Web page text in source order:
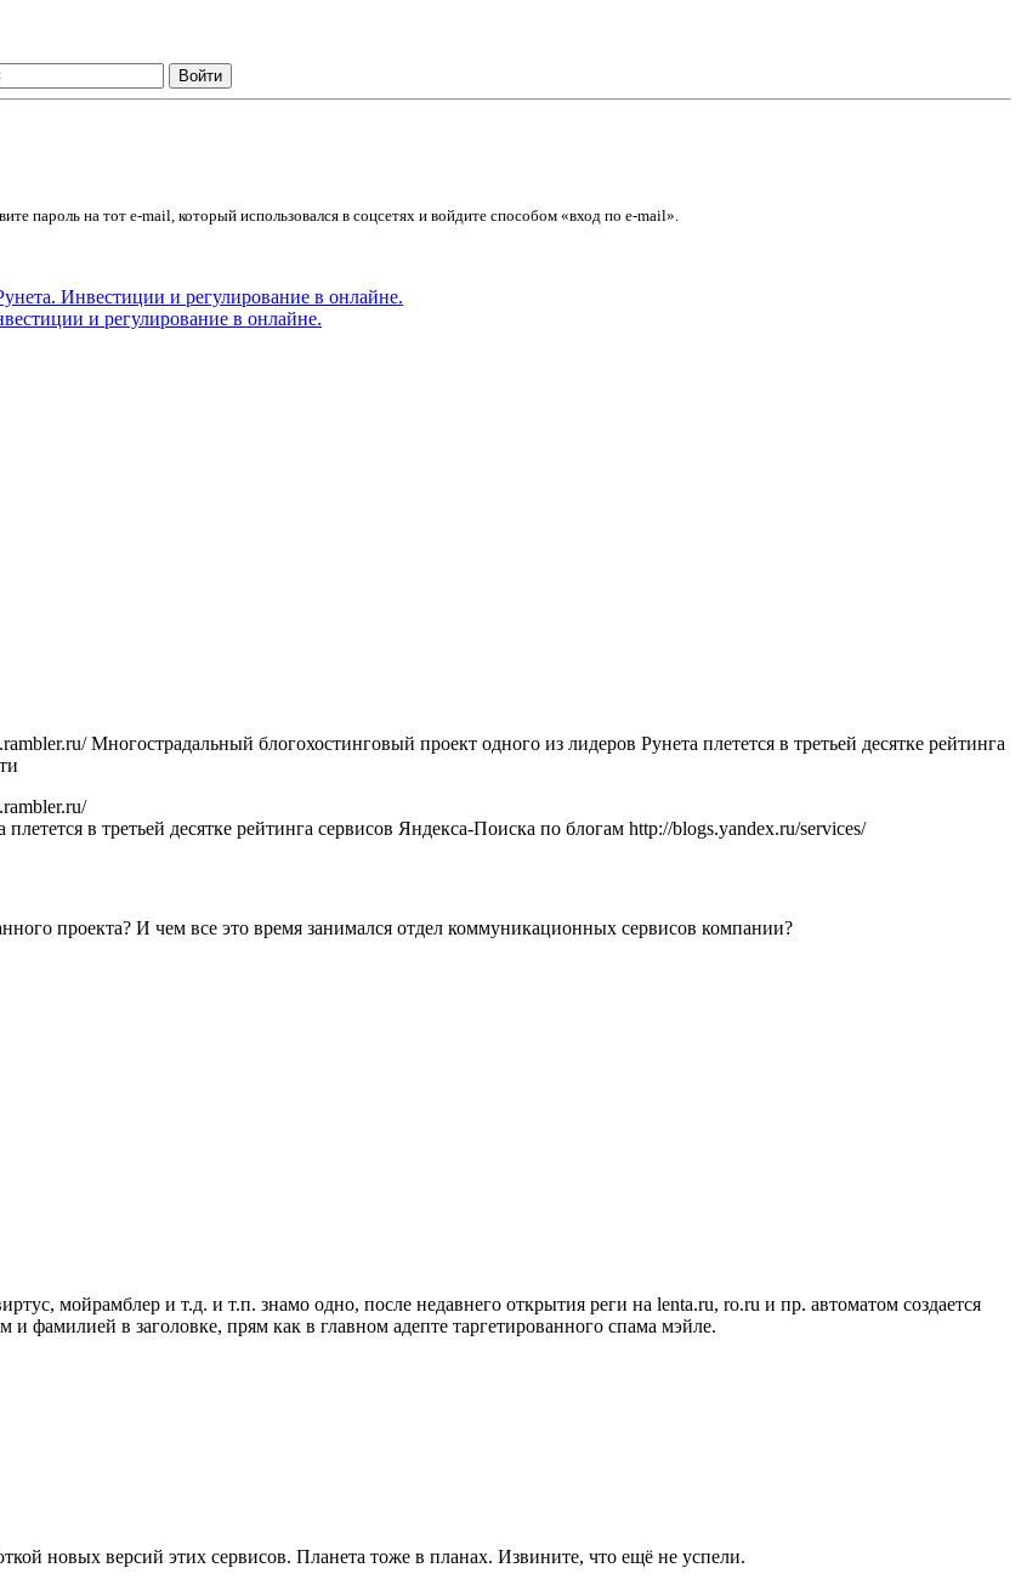
пароль на тот e-mail, который использовался в соцсетях и войдите способом «вход по e-mail».
и регулирование в онлайне.
Многострадальный блогохостинговый проект одного из лидеров Рунета плетется в третьей десятке рейтинга
в третьей десятке рейтинга сервисов Яндекса-Поиска по блогам http://blogs.yandex.ru/services/
проекта? И чем все это время занимался отдел коммуникационных сервисов компании?
мойрамблер и т.д. и т.п. знамо одно, после недавнего открытия реги на lenta.ru, ro.ru и пр. автоматом создается
фамилией в заголовке, прям как в главном адепте таргетированного спама мэйле.
новых версий этих сервисов. Планета тоже в планах. Извините, что ещё не успели.